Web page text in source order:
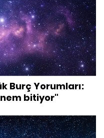
Burç Yorumları:
bitiyor"